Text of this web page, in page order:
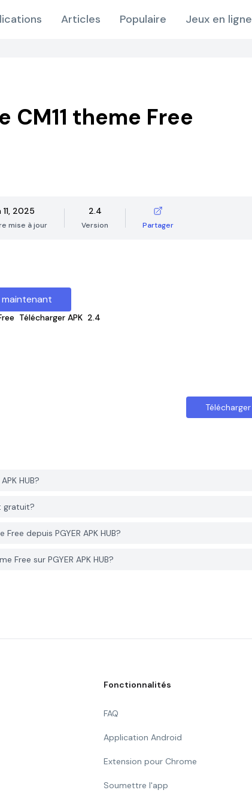
Articles Populaire Jeux en ligne
CM11 theme Free
11, 2025
mise à jour
2.4
Version Partager
Télécharger APK 2.4
Télécharger
HUB?
gratuit?
depuis PGYER APK HUB?
Free sur PGYER APK HUB?
Fonctionnalités
FAQ
Application Android
Extension pour Chrome
Soumettre l'app